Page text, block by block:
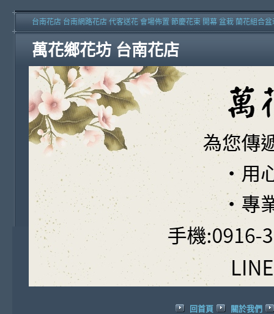
萬花鄉花坊 台南花店
台南花店 台南網路花店 代客送花 會場佈置 節慶花束 開幕 盆栽 蘭花組合
回首頁 關於我們